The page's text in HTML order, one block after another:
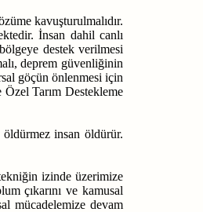
kavuşturulmalıdır.
İnsan dahil canlı
destek verilmesi
deprem güvenliğinin
göçün önlenmesi için
Tarım Destekleme
insan öldürür.
izinde üzerimize
çıkarını ve kamusal
mücadelemize devam